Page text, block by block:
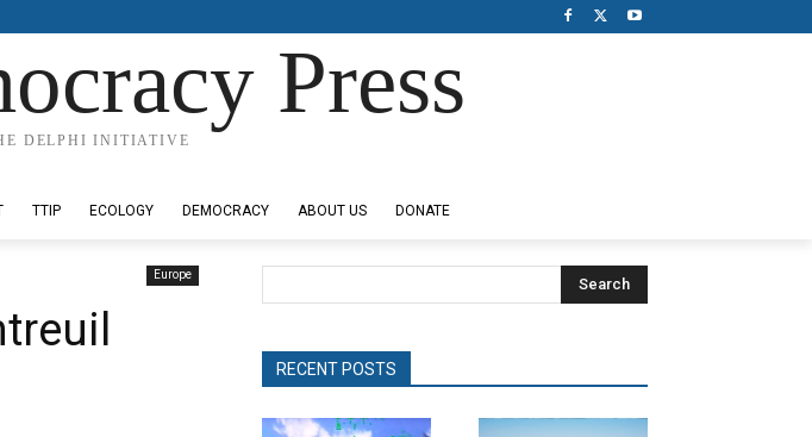
Press
DELPHI INITIATIVE
TTIP ECOLOGY DEMOCRACY ABOUT US DONATE
Europe
Search
RECENT POSTS